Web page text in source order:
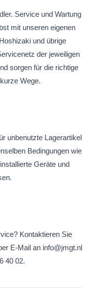
Service und Wartung
mit unseren eigenen
und übrige
der jeweiligen
sorgen für die richtige
Wege.
unbenutzte Lagerartikel
Bedingungen wie
Geräte und
Kontaktieren Sie
E-Mail an info@jmgt.nl
40 02.